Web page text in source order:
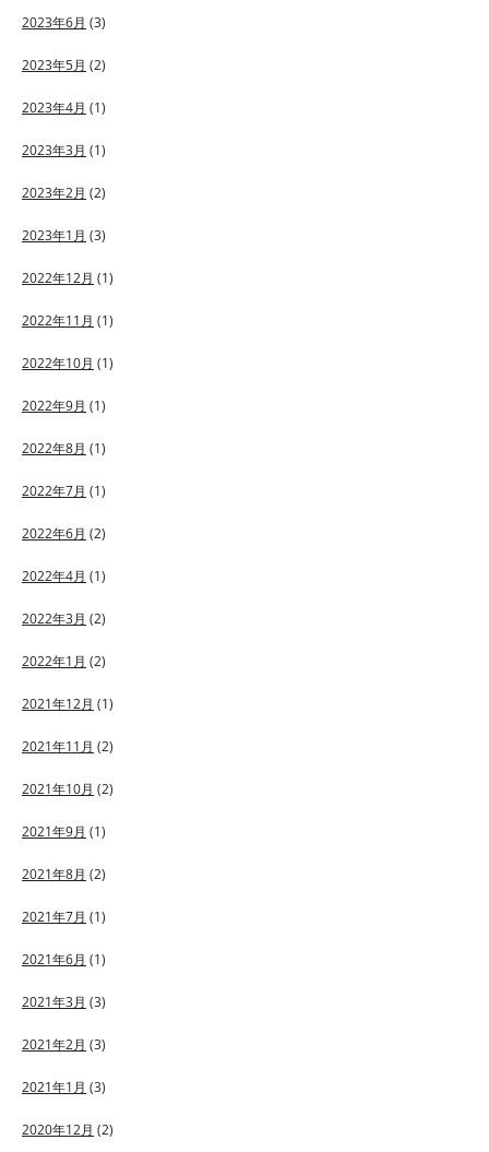
2023年6月 (3)
2023年5月 (2)
2023年4月 (1)
2023年3月 (1)
2023年2月 (2)
2023年1月 (3)
2022年12月 (1)
2022年11月 (1)
2022年10月 (1)
2022年9月 (1)
2022年8月 (1)
2022年7月 (1)
2022年6月 (2)
2022年4月 (1)
2022年3月 (2)
2022年1月 (2)
2021年12月 (1)
2021年11月 (2)
2021年10月 (2)
2021年9月 (1)
2021年8月 (2)
2021年7月 (1)
2021年6月 (1)
2021年3月 (3)
2021年2月 (3)
2021年1月 (3)
2020年12月 (2)